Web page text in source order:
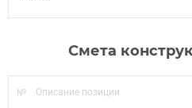
Смета
№ Описание позиции